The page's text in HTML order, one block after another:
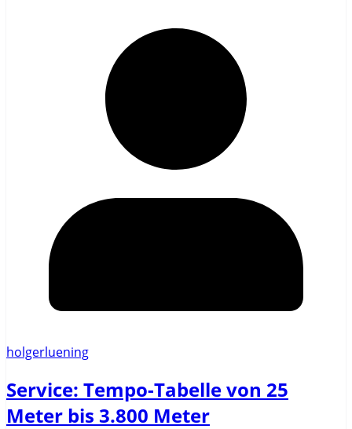
holgerluening
Service: Tempo-Tabelle von 25
Meter bis 3.800 Meter